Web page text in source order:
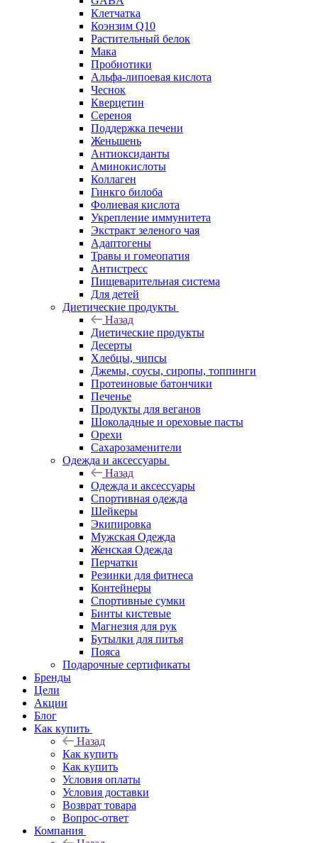
Клетчатка
Коэнзим Q10
Растительный белок
Мака
Пробиотики
Альфа-липоевая кислота
Чеснок
Кверцетин
Сереноя
Поддержка печени
Женьшень
Антиоксиданты
Аминокислоты
Коллаген
Гинкго билоба
Фолиевая кислота
Укрепление иммунитета
Экстракт зеленого чая
Адаптогены
Травы и гомеопатия
Антистресс
Пищеварительная система
Для детей
Диетические продукты
Назад
Диетические продукты
Десерты
Хлебцы, чипсы
Джемы, соусы, сиропы, топпинги
Протеиновые батончики
Печенье
Продукты для веганов
Шоколадные и ореховые пасты
Орехи
Сахарозаменители
Одежда и аксессуары
Назад
Одежда и аксессуары
Спортивная одежда
Шейкеры
Экипировка
Мужская Одежда
Женская Одежда
Перчатки
Резинки для фитнеса
Контейнеры
Спортивные сумки
Бинты кистевые
Магнезия для рук
Бутылки для питья
Пояса
Подарочные сертификаты
Бренды
Цели
Акции
Блог
Как купить
Назад
Как купить
Как купить
Условия оплаты
Условия доставки
Возврат товара
Вопрос-ответ
Компания